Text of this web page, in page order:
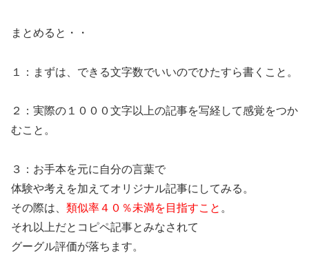
まとめると・・
１：まずは、できる文字数でいいのでひたすら書くこと。
２：実際の１０００文字以上の記事を写経して感覚をつか
むこと。
３：お手本を元に自分の言葉で
体験や考えを加えてオリジナル記事にしてみる。
その際は、 類似率４０％未満を目指すこと 。
それ以上だとコピペ記事とみなされて
グーグル評価が落ちます。